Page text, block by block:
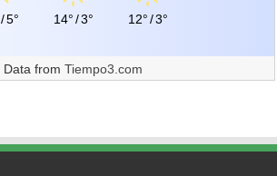
/5° 14°/3° 12°/3°
Data fromTiempo3.com